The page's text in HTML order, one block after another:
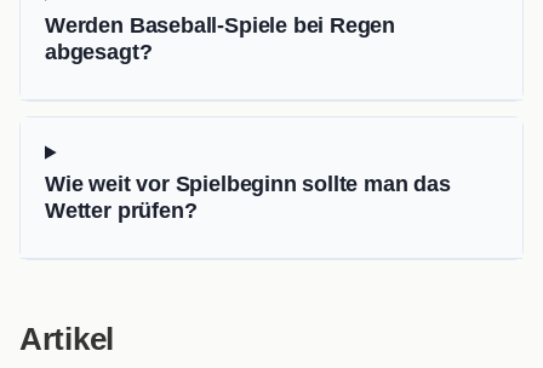
Werden Baseball-Spiele bei Regen
abgesagt?
Wie weit vor Spielbeginn sollte man das
Wetter prüfen?
Artikel